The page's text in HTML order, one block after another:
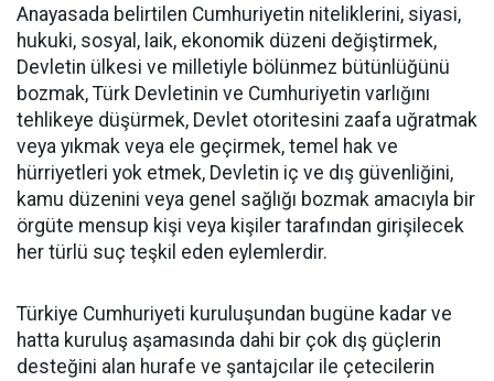
Anayasada belirtilen Cumhuriyetin niteliklerini, siyasi,
hukuki, sosyal, laik, ekonomik düzeni değiştirmek,
Devletin ülkesi ve milletiyle bölünmez bütünlüğünü
bozmak, Türk Devletinin ve Cumhuriyetin varlığını
tehlikeye düşürmek, Devlet otoritesini zaafa uğratmak
veya yıkmak veya ele geçirmek, temel hak ve
hürriyetleri yok etmek, Devletin iç ve dış güvenliğini,
kamu düzenini veya genel sağlığı bozmak amacıyla bir
örgüte mensup kişi veya kişiler tarafından girişilecek
her türlü suç teşkil eden eylemlerdir.
Türkiye Cumhuriyeti kuruluşundan bugüne kadar ve
hatta kuruluş aşamasında dahi bir çok dış güçlerin
desteğini alan hurafe ve şantajcılar ile çetecilerin